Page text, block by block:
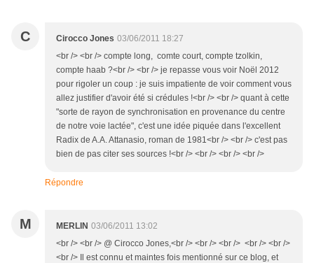
C Cirocco Jones 03/06/2011 18:27
<br /> <br /> compte long, comte court, compte tzolkin,
compte haab ?<br /> <br /> je repasse vous voir Noël 2012
pour rigoler un coup : je suis impatiente de voir comment vous
allez justifier d'avoir été si crédules !<br /> <br /> quant à cette
"sorte de rayon de synchronisation en provenance du centre
de notre voie lactée", c'est une idée piquée dans l'excellent
Radix de A.A. Attanasio, roman de 1981<br /> <br /> c'est pas
bien de pas citer ses sources !<br /> <br /> <br /> <br />
Répondre
M MERLIN 03/06/2011 13:02
<br /> <br /> @ Cirocco Jones,<br /> <br /> <br /> <br /> <br />
<br /> Il est connu et maintes fois mentionné sur ce blog, et